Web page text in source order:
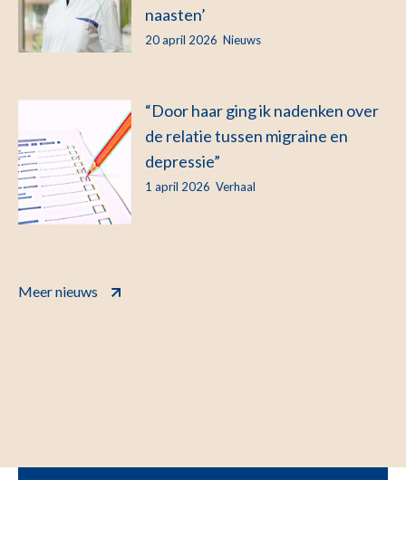
naasten’
20 april 2026 Nieuws
“Door haar ging ik nadenken over
de relatie tussen migraine en
depressie”
1 april 2026 Verhaal
Meer nieuws